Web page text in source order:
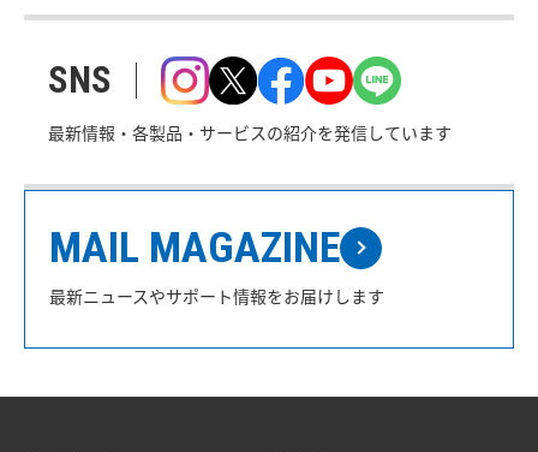
SNS
最新情報・各製品・サービスの紹介を発信しています
MAIL MAGAZINE
最新ニュースやサポート情報をお届けします